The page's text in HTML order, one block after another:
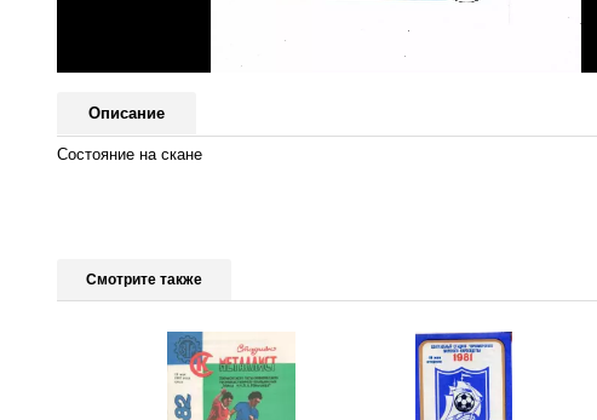
Описание
Состояние на скане
Смотрите также